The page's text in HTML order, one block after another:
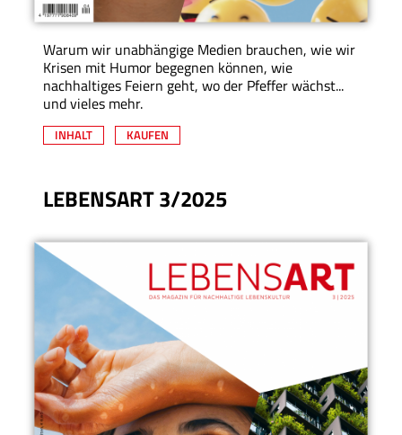
Warum wir unabhängige Medien brauchen, wie wir
Krisen mit Humor begegnen können, wie
nachhaltiges Feiern geht, wo der Pfeffer wächst...
und vieles mehr.
INHALT KAUFEN
LEBENSART 3/2025